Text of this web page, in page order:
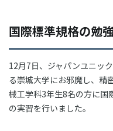
国際標準規格の勉
12月7日、ジャパンユニッ
る崇城大学にお邪魔し、精
械工学科3年生8名の方に国
の実習を行いました。